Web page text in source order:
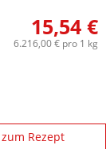
15,54 €
6.216,00 €pro 1 kg
zum Rezept